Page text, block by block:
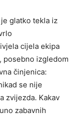
glatko tekla iz
cijela ekipa
posebno izgledom
činjenica:
se nije
zvijezda. Kakav
zabavnih